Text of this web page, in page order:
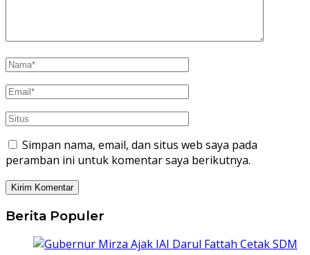
Simpan nama, email, dan situs web saya pada
peramban ini untuk komentar saya berikutnya.
Berita Populer